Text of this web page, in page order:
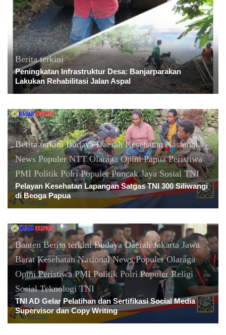
Berita terkini
Peningkatan Infrastruktur Desa: Banjarparakan
Lakukan Rehabilitasi Jalan Aspal
Berita terkini Budaya Daerah Kesehatan Nasional
News Populer NTT Olaraga Opini Papua Peristiwa
PMI Politik Polri Populer Puncak Jaya Sosial TNI
Pelayan Kesehatan Lapangan Satgas TNI 300 Siliwangi
di Beoga Papua
Banten Berita terkini Budaya Daerah Jakarta Jawa
Barat Kesehatan Nasional News Populer Olaraga
Opini Peristiwa PMI Politik Polri Populer Religi
Sosial Teknologi TNI
TNI AD Gelar Pelatihan dan Sertifikasi Social Media
Supervisor dan Copy Writing